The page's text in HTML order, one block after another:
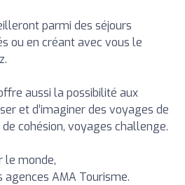
parmi des séjours
ou en créant avec vous le
aussi la possibilité aux
et d’imaginer des voyages de
cohésion, voyages challenge.
le monde,
AMA Tourisme.